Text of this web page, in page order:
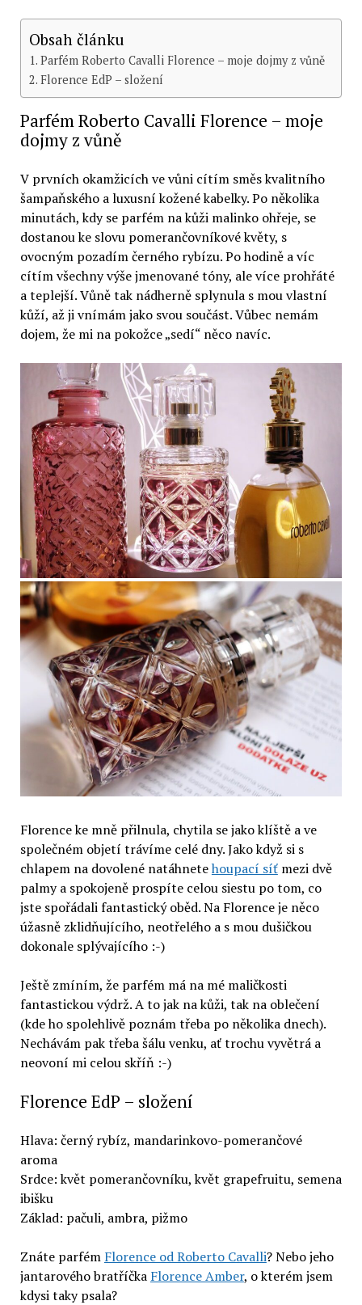
Obsah článku
Parfém Roberto Cavalli Florence – moje dojmy z vůně
Florence EdP – složení
Parfém Roberto Cavalli Florence – moje
dojmy z vůně
V prvních okamžicích ve vůni cítím směs kvalitního
šampaňského a luxusní kožené kabelky. Po několika
minutách, kdy se parfém na kůži malinko ohřeje, se
dostanou ke slovu pomerančovníkové květy, s
ovocným pozadím černého rybízu. Po hodině a víc
cítím všechny výše jmenované tóny, ale více prohřáté
a teplejší. Vůně tak nádherně splynula s mou vlastní
kůží, až ji vnímám jako svou součást. Vůbec nemám
dojem, že mi na pokožce „sedí“ něco navíc.
Florence ke mně přilnula, chytila se jako klíště a ve
společném objetí trávíme celé dny. Jako když si s
chlapem na dovolené natáhnetehoupací síťmezi dvě
palmy a spokojeně prospíte celou siestu po tom, co
jste spořádali fantastický oběd. Na Florence je něco
úžasně zklidňujícího, neotřelého a s mou dušičkou
dokonale splývajícího :-)
Ještě zmíním, že parfém má na mé maličkosti
fantastickou výdrž. A to jak na kůži, tak na oblečení
(kde ho spolehlivě poznám třeba po několika dnech).
Nechávám pak třeba šálu venku, ať trochu vyvětrá a
neovoní mi celou skříň :-)
Florence EdP – složení
Hlava: černý rybíz, mandarinkovo-pomerančové
aroma
Srdce: květ pomerančovníku, květ grapefruitu, semena
ibišku
Základ: pačuli, ambra, pižmo
Znáte parfém Florence od Roberto Cavalli? Nebo jeho
jantarového bratříčka Florence Amber, o kterém jsem
kdysi taky psala?